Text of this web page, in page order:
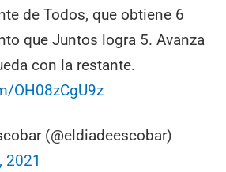
de Todos, que obtiene 6
que Juntos logra 5. Avanza
con la restante.
OH08zCgU9z
(@eldiadeescobar)
2021